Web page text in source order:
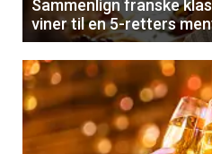
Sammenlign franske
viner til en 5-retters